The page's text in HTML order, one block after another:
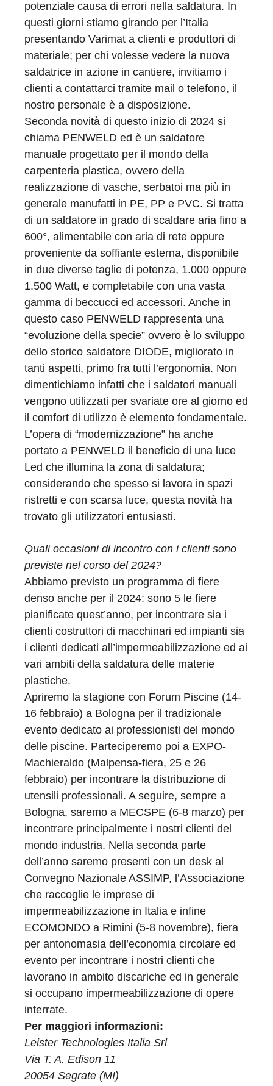
potenziale causa di errori nella saldatura. In
questi giorni stiamo girando per l’Italia
presentando Varimat a clienti e produttori di
materiale; per chi volesse vedere la nuova
saldatrice in azione in cantiere, invitiamo i
clienti a contattarci tramite mail o telefono, il
nostro personale è a disposizione.
Seconda novità di questo inizio di 2024 si
chiama PENWELD ed è un saldatore
manuale progettato per il mondo della
carpenteria plastica, ovvero della
realizzazione di vasche, serbatoi ma più in
generale manufatti in PE, PP e PVC. Si tratta
di un saldatore in grado di scaldare aria fino a
600°, alimentabile con aria di rete oppure
proveniente da soffiante esterna, disponibile
in due diverse taglie di potenza, 1.000 oppure
1.500 Watt, e completabile con una vasta
gamma di beccucci ed accessori. Anche in
questo caso PENWELD rappresenta una
“evoluzione della specie” ovvero è lo sviluppo
dello storico saldatore DIODE, migliorato in
tanti aspetti, primo fra tutti l’ergonomia. Non
dimentichiamo infatti che i saldatori manuali
vengono utilizzati per svariate ore al giorno ed
il comfort di utilizzo è elemento fondamentale.
L’opera di “modernizzazione” ha anche
portato a PENWELD il beneficio di una luce
Led che illumina la zona di saldatura;
considerando che spesso si lavora in spazi
ristretti e con scarsa luce, questa novità ha
trovato gli utilizzatori entusiasti.
Quali occasioni di incontro con i clienti sono
previste nel corso del 2024?
Abbiamo previsto un programma di fiere
denso anche per il 2024: sono 5 le fiere
pianificate quest’anno, per incontrare sia i
clienti costruttori di macchinari ed impianti sia
i clienti dedicati all’impermeabilizzazione ed ai
vari ambiti della saldatura delle materie
plastiche.
Apriremo la stagione con Forum Piscine (14-
16 febbraio) a Bologna per il tradizionale
evento dedicato ai professionisti del mondo
delle piscine. Parteciperemo poi a EXPO-
Machieraldo (Malpensa-fiera, 25 e 26
febbraio) per incontrare la distribuzione di
utensili professionali. A seguire, sempre a
Bologna, saremo a MECSPE (6-8 marzo) per
incontrare principalmente i nostri clienti del
mondo industria. Nella seconda parte
dell’anno saremo presenti con un desk al
Convegno Nazionale ASSIMP, l’Associazione
che raccoglie le imprese di
impermeabilizzazione in Italia e infine
ECOMONDO a Rimini (5-8 novembre), fiera
per antonomasia dell’economia circolare ed
evento per incontrare i nostri clienti che
lavorano in ambito discariche ed in generale
si occupano impermeabilizzazione di opere
interrate.
Per maggiori informazioni:
Leister Technologies Italia Srl
Via T. A. Edison 11
20054 Segrate (MI)